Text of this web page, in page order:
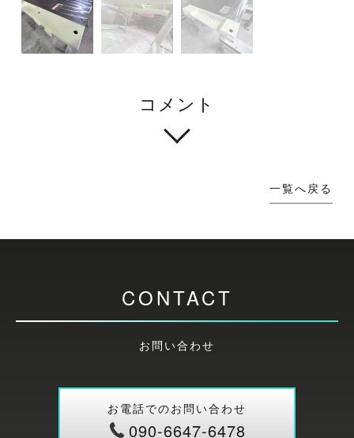
コメント
一覧へ戻る
CONTACT
お問い合わせ
お電話でのお問い合わせ
090-6647-6478